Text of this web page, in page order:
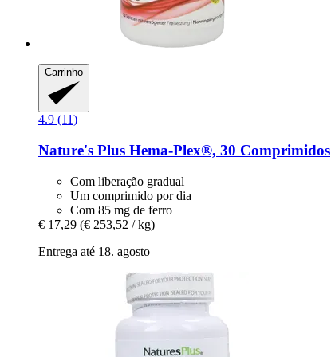
Carrinho
4.9 (11)
Nature's Plus Hema-​Plex®, 30 Comprimidos
Com liberação gradual
Um comprimido por dia
Com 85 mg de ferro
€ 17,29 (€ 253,52 / kg)
Entrega até 18. agosto